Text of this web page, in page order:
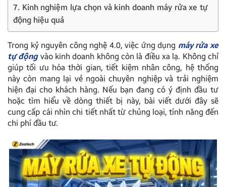
7. Kinh nghiệm lựa chọn và kinh doanh máy rửa xe tự
động hiệu quả
Trong kỷ nguyên công nghệ 4.0, việc ứng dụng máy rửa xe
tự độngvào kinh doanh không còn là điều xa lạ. Không chỉ
giúp tối ưu hóa thời gian, tiết kiệm nhân công, hệ thống
này còn mang lại vẻ ngoài chuyên nghiệp và trải nghiệm
hiện đại cho khách hàng. Nếu bạn đang có ý định đầu tư
hoặc tìm hiểu về dòng thiết bị này, bài viết dưới đây sẽ
cung cấp cái nhìn chi tiết nhất từ chủng loại, tính năng đến
chi phí đầu tư.